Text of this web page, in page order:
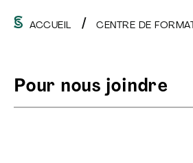
ACCUEIL CENTRE DE
Pour nous joindre